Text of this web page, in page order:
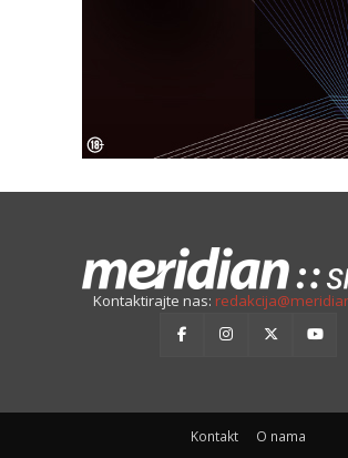
Kontaktirajte nas:
Kontakt
O nama